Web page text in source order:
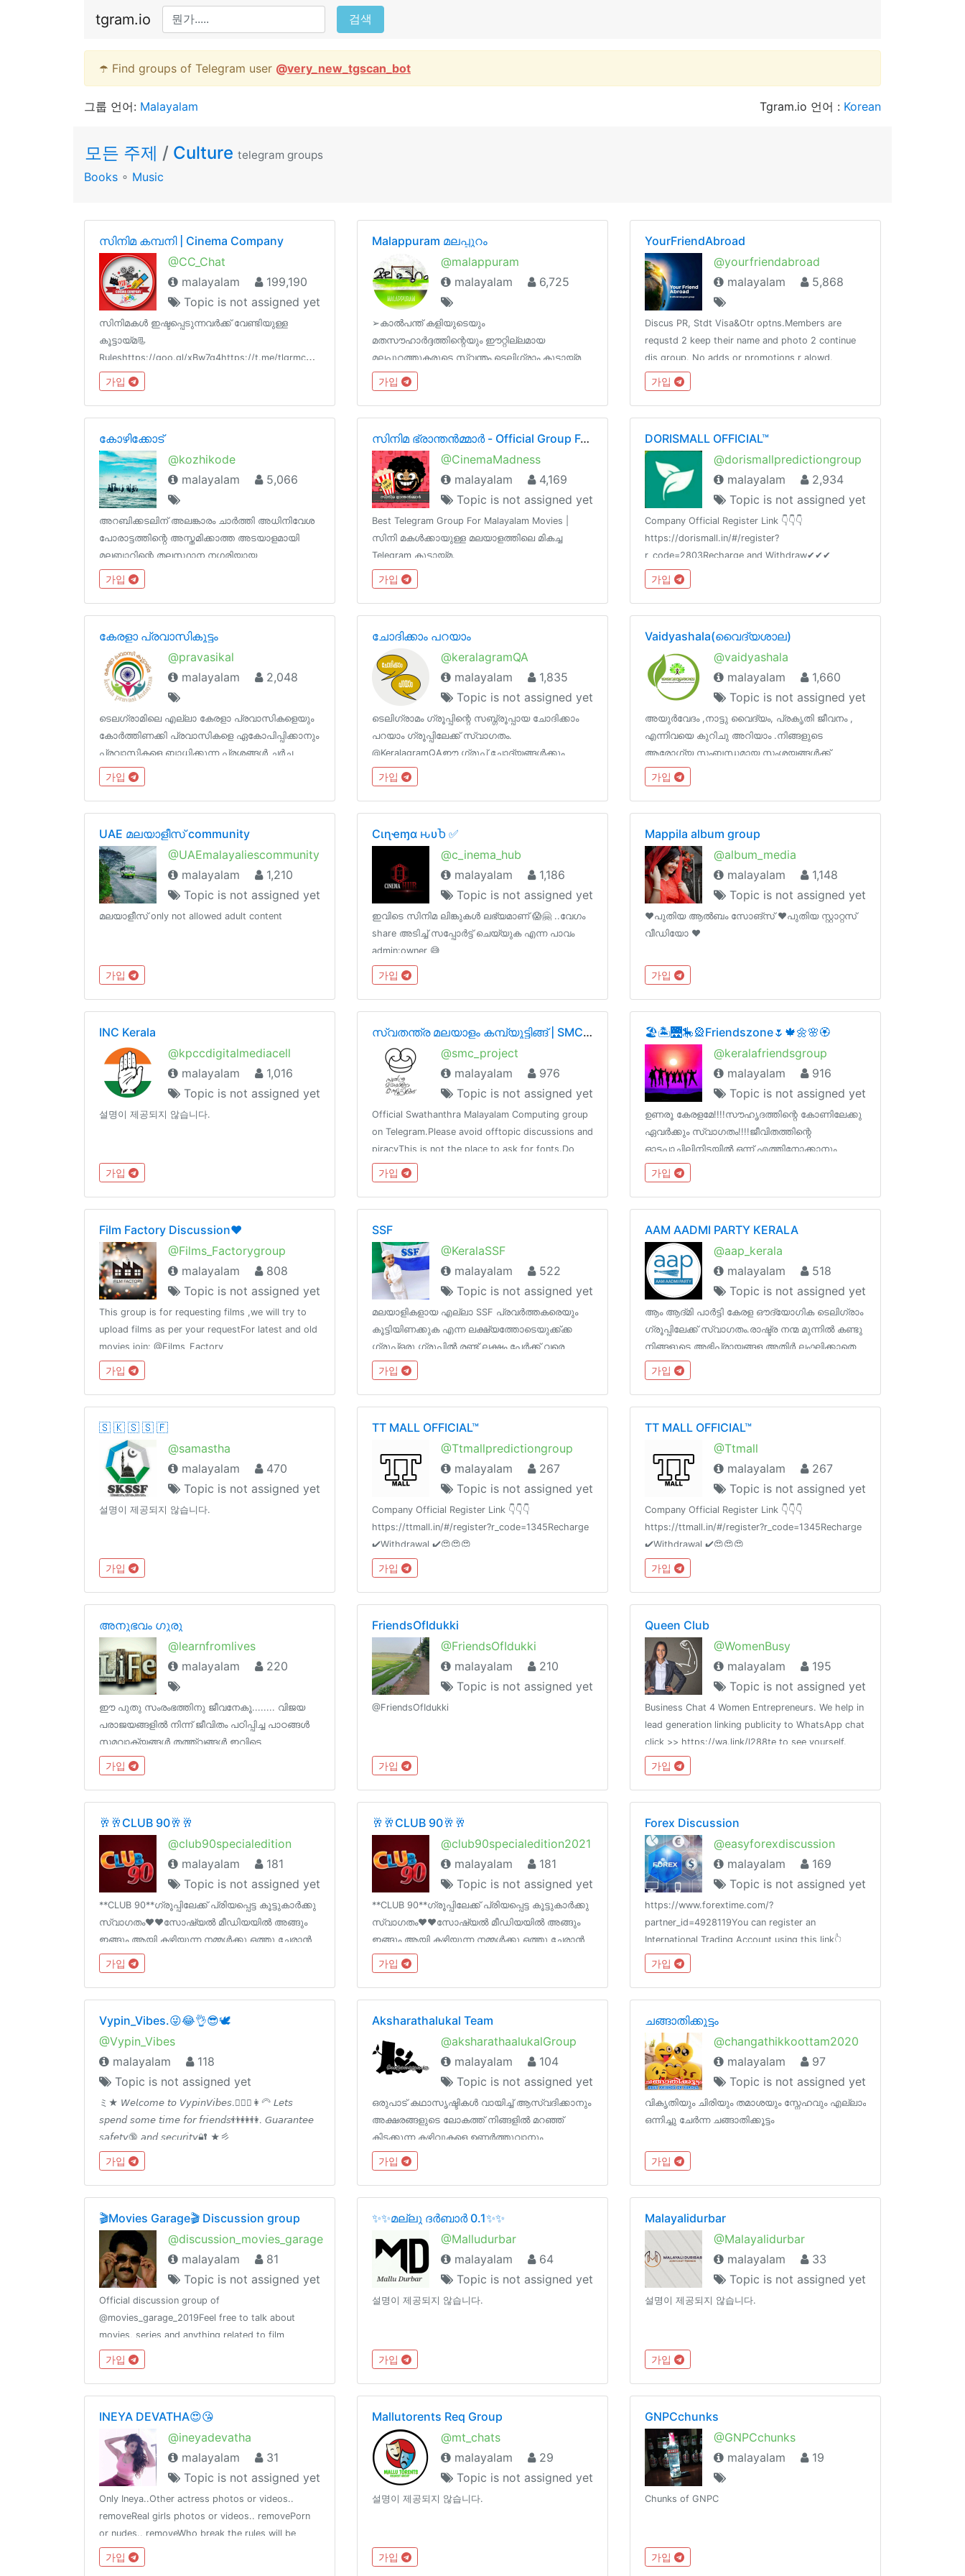
tgram.io 검색
☂️ Find groups of Telegram user @very_new_tgscan_bot
그룹 언어: Malayalam Tgram.io 언어 : Korean
모든 주제 / Culture telegram groups
Books ∘ Music
സിനിമ കമ്പനി | Cinema Company
@CC_Chat
malayalam
199,190
Topic is not assigned yet
സിനിമകൾ ഇഷ്ടപ്പെടുന്നവർക്ക് വേണ്ടിയുള്ള
കൂട്ടായ്മ📃
Ruleshttps://goo.gl/xBw7g4https://t.me/tlgrmcbot?
start=cc_chat-review📝FAQhttps://goo.gl/uEXdtK
📋Channel List @cc_links💳Paid
Promotion@godfatherOO7
가입
Malappuram മലപ്പുറം
@malappuram
malayalam
6,725
➢കാൽപന്ത് കളിയുടെയും
മതസൗഹാർദ്ദത്തിന്റെയും ഈറ്റില്ലമായ
മലപ്പുറത്തുകരുടെ സ്വന്തം,ടെലിഗ്രാം കൂട്ടായ്മ
✯കിനാവിലെ
മലപ്പുറം✯@malappuramരാഷ്ട്രീയമതജാതിഭേദമന്യേ
ആർക്കും അംഗമാകാം ➢ ➢ ➢യഥാർത്ഥ ചിന്തകർ
@MalappuramChannel
가입
YourFriendAbroad
@yourfriendabroad
malayalam
5,868
Discus PR, Stdt Visa&Otr optns.Members are
requstd 2 keep their name and photo 2 continue
dis group. No adds or promotions r alowd.
가입
കോഴിക്കോട്
@kozhikode
malayalam
5,066
അറബിക്കടലിന് അലങ്കാരം ചാർത്തി അധിനിവേശ
പോരാട്ടത്തിന്റെ അസ്തമിക്കാത്ത അടയാളമായി
മലബാറിന്റെ തലസ്ഥാന നഗരിയായ
കോഴിക്കോട്...സാമൂതിരിയുടെ തേരോട്ടങ്ങൾക്ക്
ധൈര്യത്തിന്റെയും ധൈഷണീകതയുടെയും
പടയങ്കി പുതപ്പിച്ച കുഞ്ഞാലി മരക്കാറുടെ
가입
സിനിമ ഭ്രാന്തൻമ്മാർ - Official Group For Malayalam Movies
@CinemaMadness
malayalam
4,169
Topic is not assigned yet
Best Telegram Group For Malayalam Movies |
സിനി മകൾക്കായുള്ള മലയാളത്തിലെ മികച്ച
Telegram കൂട്ടായ്മ.
가입
DORISMALL OFFICIAL™
@dorismallpredictiongroup
malayalam
2,934
Topic is not assigned yet
Company Official Register Link 👇👇👇
https://dorismall.in/#/register?
r_code=2803Recharge and Withdraw✔✔✔
가입
കേരളാ പ്രവാസികൂട്ടം
@pravasikal
malayalam
2,048
ടെലഗ്രാമിലെ എല്ലാ കേരളാ പ്രവാസികളെയും
കോർത്തിണക്കി പ്രവാസികളെ ഏകോപിപ്പിക്കാനും
പ്രവാസികളെ ബാധിക്കുന്ന പ്രശ്നങ്ങള്‍ ചര്‍ച്ച
ചെയ്യാനും പിന്നെ കുറച്ച് കളിയും തമാശയും
എല്ലാ ഉള്‍പ്പെടുത്തുക എന്ന ലക്ഷ്യത്തിൽ
മുന്നോട്ട് പോകുന്ന ഗ്രൂപ്പാണ് കേരളാ പ്രവാസീ
가입
ചോദിക്കാം പറയാം
@keralagramQA
malayalam
1,835
Topic is not assigned yet
ടെലിഗ്രാമം ഗ്രൂപ്പിന്റെ സബ്ഗ്രൂപ്പായ ചോദിക്കാം
പറയാം ഗ്രൂപ്പിലേക്ക് സ്വാഗതം.
@KeralagramQAഈ ഗ്രൂപ്പ് ചോദ്യങ്ങള്‍ക്കും
അവയ്ക്ക് ഉത്തരം നല്‍കുന്നതിനും വേണ്ടി
മാത്രമുള്ളതാണ്. മറ്റു യാതൊരു മെസേജുകളും
അനുവദിക്കുന്നതല്ല. അത്തരം ആവശ്യങ്ങള്‍ക്ക്
가입
Vaidyashala(വൈദ്യശാല)
@vaidyashala
malayalam
1,660
Topic is not assigned yet
അയുർവേദം ,നാട്ടു വൈദ്യം, പ്രകൃതി ജീവനം ,
എന്നിവയെ കുറിചു അറിയാം .നിങ്ങളുടെ
ആരോഗ്യ സംബന്ധമായ സംശയങ്ങൾക്ക്
ആയുർവേദ ഡോക്ടർമാരുടെയും പാരമ്പര്യ
വൈദ്യന്മാരുടെയും നിർദേശങ്ങൾ ഗ്രൂപ്പിൽ
ലഭിക്കും.
가입
UAE മലയാളീസ് community
@UAEmalayaliescommunity
malayalam
1,210
Topic is not assigned yet
മലയാളീസ് only not allowed adult content
가입
Cιɳҽɱα ԋυႦ ✅
@c_inema_hub
malayalam
1,186
Topic is not assigned yet
ഇവിടെ സിനിമ ലിങ്കുകൾ ലഭ്യമാണ് 😱🤗 ..വേഗം
share അടിച്ച് സപ്പോർട്ട് ചെയ്യുക എന്ന പാവം
admin:owner 😅
가입
Mappila album group
@album_media
malayalam
1,148
Topic is not assigned yet
❤️പുതിയ ആൽബം സോങ്‌സ് ❤️പുതിയ സ്റ്റാറ്റസ്
വീഡിയോ ❤️
가입
INC Kerala
@kpccdigitalmediacell
malayalam
1,016
Topic is not assigned yet
설명이 제공되지 않습니다.
가입
സ്വതന്ത്ര മലയാളം കമ്പ്യൂട്ടിങ്ങ്‌ | SMC Project
@smc_project
malayalam
976
Topic is not assigned yet
Official Swathanthra Malayalam Computing group
on Telegram.Please avoid offtopic discussions and
piracyThis is not the place to ask for fonts.Do
introduce yourself / state the reason you joined
the group, or you maybe removed.
https://smc.org.in
가입
🏖🏝🌉🎠🎡Friendszone🌷🍁🌼🌸🏵
@keralafriendsgroup
malayalam
916
Topic is not assigned yet
ഉണരൂ കേരളമേ!!!!സൗഹൃദത്തിന്റെ കോണിലേക്കു
ഏവർക്കും സ്വാഗതം!!!!ജീവിതത്തിന്റെ
ഓട്ടപാച്ചിലിനിടയിൽ ഒന്ന് എത്തിനോക്കാനും
കൊച്ചു കൊച്ചു കാര്യങ്ങൾ പങ്കിടാനുമാണ് ഈ
ഗ്രൂപ്പ്!!!എന്നും നല്ല മനസും ചിന്തയും
പ്രവർത്തിയുമായി മുന്നോട്ടു പോവാനായി
가입
Film Factory Discussion❤️
@Films_Factorygroup
malayalam
808
Topic is not assigned yet
This group is for requesting films ,we will try to
upload films as per your requestFor latest and old
movies join: @Films_Factory
가입
SSF
@KeralaSSF
malayalam
522
Topic is not assigned yet
മലയാളികളായ എല്ലാ SSF പ്രവർത്തകരെയും
കൂട്ടിയിണക്കുക എന്ന ലക്ഷ്യത്തോടെയുക്ക്ക്ക
ഗ്രൂപ്ഒരു ഗ്രൂപ്പില്‍ രണ്ട് ലക്ഷം പേര്‍ക്ക് വരെ
അംഗമാവാം പോരാത്തതിന്ന് മെമ്മറികാര്‍‌ഡ്
നിറയും എന്ന കാരണത്താല്‍ ഡിലീറ്റ് ചെയണ്ട
തുടങ്ങിയ പ്രത്യേകതകളെ
가입
AAM AADMI PARTY KERALA
@aap_kerala
malayalam
518
Topic is not assigned yet
ആം ആദ്മി പാർട്ടി കേരള ഔദ്യോഗിക ടെലിഗ്രാം
ഗ്രൂപ്പിലേക്ക് സ്വാഗതം.രാഷ്ട്ര നന്മ മുന്നില്‍ കണ്ടു
നിങ്ങളുടെ അഭിപ്രായങ്ങള അതിര്‍ ലംഘിക്കാതെ
പറയുവാനുള്ള ഒരിടം. Rule's 👇
http://telegra.ph/Aam-Aadmi-Party---
Description-06-24ഔദ്യോഗിക ചാനൽ
가입
🇸 🇰 🇸 🇸 🇫
@samastha
malayalam
470
Topic is not assigned yet
설명이 제공되지 않습니다.
가입
TT MALL OFFICIAL™
@Ttmallpredictiongroup
malayalam
267
Topic is not assigned yet
Company Official Register Link 👇👇👇
https://ttmall.in/#/register?r_code=1345Recharge
✔️Withdrawal ✔️😍😍😍
가입
TT MALL OFFICIAL™
@Ttmall
malayalam
267
Topic is not assigned yet
Company Official Register Link 👇👇👇
https://ttmall.in/#/register?r_code=1345Recharge
✔️Withdrawal ✔️😍😍😍
가입
അനുഭവം ഗുരു
@learnfromlives
malayalam
220
ഈ പുതു സംരംഭത്തിനു ജീവനേകൂ........ വിജയ
പരാജയങ്ങളിൽ നിന്ന് ജീവിതം പഠിപ്പിച്ച പാഠങ്ങൾ
സമവാക്യങ്ങൾ തത്ത്വങ്ങൾ ഇവിടെ
പങ്കുവെക്കൂ.... ചില ജീവിതങ്ങൾക്കത്
വെളിച്ചമായേക്കാം
가입
FriendsOfIdukki
@FriendsOfIdukki
malayalam
210
Topic is not assigned yet
@FriendsOfIdukki
가입
Queen Club
@WomenBusy
malayalam
195
Topic is not assigned yet
Business Chat 4 Women Entrepreneurs. We help in
lead generation linking publicity to WhatsApp chat
click >> https://wa.link/l288te to see yourself.
Members should verify other Members credentials
beforehand.
가입
🥂🥂CLUB 90🥂🥂
@club90specialedition
malayalam
181
Topic is not assigned yet
**CLUB 90**ഗ്രൂപ്പിലേക്ക് പ്രിയപ്പെട്ട കൂട്ടുകാർക്കു
സ്വാഗതം❤❤സോഷ്യൽ മീഡിയയിൽ അങ്ങും
ഇങ്ങും ആയി കഴിയുന്ന നമ്മൾക്കു ഒത്തു ചേരാൻ
ചെറിയൊരു പ്ലാറ്റ്ഫോം 💪💪❤❤ഈ അവസരം
മിസ്സ്‌ ആകരുതേജോയിൻ ആൻഡ് സപ്പോർട്ട്
ഗയ്‌സ് 😍😍🥰🥰😘😘😘 😍❤വെൽക്കം ഔർ
가입
🥂🥂CLUB 90🥂🥂
@club90specialedition2021
malayalam
181
Topic is not assigned yet
**CLUB 90**ഗ്രൂപ്പിലേക്ക് പ്രിയപ്പെട്ട കൂട്ടുകാർക്കു
സ്വാഗതം❤❤സോഷ്യൽ മീഡിയയിൽ അങ്ങും
ഇങ്ങും ആയി കഴിയുന്ന നമ്മൾക്കു ഒത്തു ചേരാൻ
ചെറിയൊരു പ്ലാറ്റ്ഫോം 💪💪❤❤ഈ അവസരം
മിസ്സ്‌ ആകരുതേജോയിൻ ആൻഡ് സപ്പോർട്ട്
ഗയ്‌സ് 😍😍🥰🥰😘😘😘 😍❤വെൽക്കം ഔർ
가입
Forex Discussion
@easyforexdiscussion
malayalam
169
Topic is not assigned yet
https://www.forextime.com/?
partner_id=4928119You can register an
International Trading Account using this link👆
가입
Vypin_Vibes.😜😂👌😎🕊
@Vypin_Vibes
malayalam
118
Topic is not assigned yet
ミ★ 𝘞𝘦𝘭𝘤𝘰𝘮𝘦 𝘵𝘰 𝘝𝘺𝘱𝘪𝘯𝘝𝘪𝘣𝘦𝘴.👱🏽‍♂️👩‍🦳 𝘓𝘦𝘵𝘴
𝘴𝘱𝘦𝘯𝘥 𝘴𝘰𝘮𝘦 𝘵𝘪𝘮𝘦 𝘧𝘰𝘳 𝘧𝘳𝘪𝘦𝘯𝘥𝘴👬👭👫. 𝘎𝘶𝘢𝘳𝘢𝘯𝘵𝘦𝘦
𝘴𝘢𝘧𝘦𝘵𝘺🔞 𝘢𝘯𝘥 𝘴𝘦𝘤𝘶𝘳𝘪𝘵𝘺🔐 ★彡
가입
Aksharathalukal Team
@aksharathaalukalGroup
malayalam
104
Topic is not assigned yet
ഒരുപാട് കഥാസൃഷ്ടികൾ വായിച്ച് ആസ്വദിക്കാനും
അക്ഷരങ്ങളുടെ ലോകത്ത് നിങ്ങളിൽ മറഞ്ഞ്
കിടക്കുന്ന കഴിവുകളെ ഉണർത്തുവാനും
വേണ്ടിയുള്ള ഒരു തുറന്ന പുസ്തകമാണ് ഈ
അക്ഷരത്താളുകൾ.
가입
ചങ്ങാതിക്കൂട്ടം
@changathikkoottam2020
malayalam
97
Topic is not assigned yet
വികൃതിയും ചിരിയും തമാശയും സ്നേഹവും എല്ലാം
ഒന്നിച്ചു ചേർന്ന ചങ്ങാതിക്കൂട്ടം
가입
🎬Movies Garage🎬 Discussion group
@discussion_movies_garage
malayalam
81
Topic is not assigned yet
Official discussion group of
@movies_garage_2019Feel free to talk about
movies, series and anything related to film
industry. Members can also request/send files and
we will post it directly to the channel.Respect
others and help each other.😉😉😉
가입
✨✨മല്ലു ദർബാർ 0.1✨✨
@Malludurbar
malayalam
64
Topic is not assigned yet
설명이 제공되지 않습니다.
가입
Malayalidurbar
@Malayalidurbar
malayalam
33
Topic is not assigned yet
설명이 제공되지 않습니다.
가입
INEYA DEVATHA😍😘
@ineyadevatha
malayalam
31
Topic is not assigned yet
Only Ineya..Other actress photos or videos..
removeReal girls photos or videos.. removePorn
or nudes.. removeWho break the rules will be
removed without warning.. enjoy fapping for our
Goddess Ineya😍
가입
Mallutorents Req Group
@mt_chats
malayalam
29
Topic is not assigned yet
설명이 제공되지 않습니다.
가입
GNPCchunks
@GNPCchunks
malayalam
19
Chunks of GNPC
가입